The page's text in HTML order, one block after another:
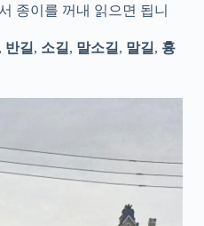
종이를 꺼내 읽으면 됩니
, 반길 , 소길 , 말소길 , 말길 , 흉